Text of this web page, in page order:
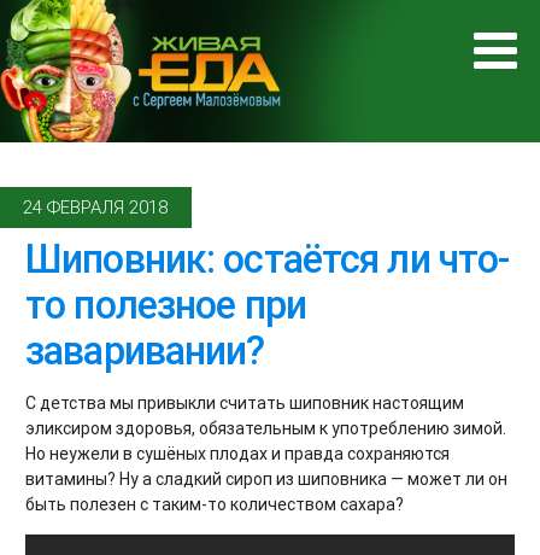
24 ФЕВРАЛЯ 2018
Шиповник: остаётся ли что-
то полезное при
заваривании?
С детства мы привыкли считать шиповник настоящим
эликсиром здоровья, обязательным к употреблению зимой.
Но неужели в сушёных плодах и правда сохраняются
витамины? Ну а сладкий сироп из шиповника — может ли он
быть полезен с таким-то количеством сахара?